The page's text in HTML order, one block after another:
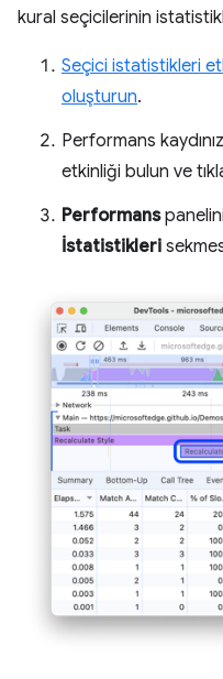
kural seçicilerinin
Seçici istatistikleri
oluşturun.
Performans
etkinliği bulun ve
Performans
İstatistikleri